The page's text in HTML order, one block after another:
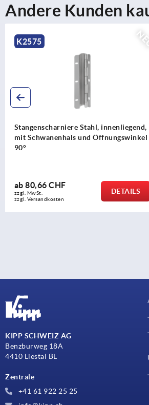
Andere Kunden
NEU
K2577
Stangenscharniere Edelstahl oder
Aluminium mit Doppelgelenk
ab145,22 CHF
zzgl. MwSt.
zzgl. Versandkosten
DETAILS
KIPP SCHWEIZ AG
Benzburweg 18A
4410 Liestal BL
Zentrale
+41 61 922 25 25